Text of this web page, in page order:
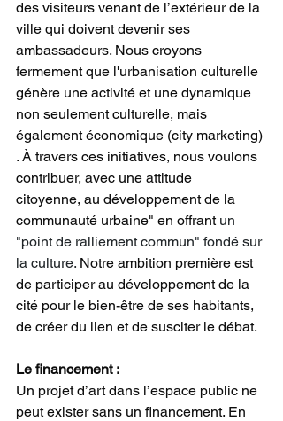
des visiteurs venant de l’extérieur de la
ville qui doivent devenir ses
ambassadeurs. Nous croyons
fermement que l'urbanisation culturelle
génère une activité et une dynamique
non seulement culturelle, mais
également économique (city marketing)
. À travers ces initiatives, nous voulons
contribuer, avec une attitude
citoyenne, au développement de la
communauté urbaine" en offrant un
"point de ralliement commun" fondé sur
la culture. Notre ambition première est
de participer au développement de la
cité pour le bien-être de ses habitants,
de créer du lien et de susciter le débat.
Le financement :
Un projet d’art dans l’espace public ne
peut exister sans un financement. En